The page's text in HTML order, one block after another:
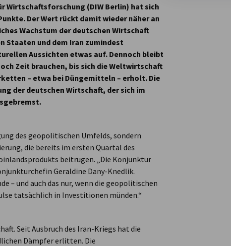
(DIW Berlin) hat sich
Der Wert rückt damit wieder näher an
Wachstum der deutschen Wirtschaft
Staaten und dem Iran zumindest
Aussichten etwas auf. Dennoch bleibt
Zeit brauchen, bis sich die Weltwirtschaft
– etwa bei Düngemitteln – erholt. Die
der deutschen Wirtschaft, der sich im
des geopolitischen Umfelds, sondern
die bereits im ersten Quartal des
beitrugen. „Die Konjunktur
Geraldine Dany-Knedlik.
– und auch das nur, wenn die geopolitischen
tatsächlich in Investitionen münden.“
Seit Ausbruch des Iran-Kriegs hat die
Dämpfer erlitten. Die